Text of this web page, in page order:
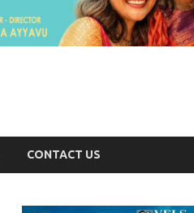
CONTACT US